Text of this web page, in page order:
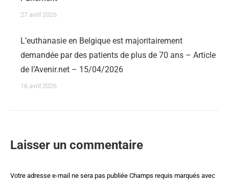
27 avril 2026
L’euthanasie en Belgique est majoritairement
demandée par des patients de plus de 70 ans – Article
de l’Avenir.net – 15/04/2026
16 avril 2026
Laisser un commentaire
Votre adresse e-mail ne sera pas publiée Champs requis marqués avec